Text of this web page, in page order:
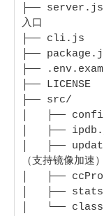
├──
入口
├── cli.js
├──
├──
├──
├── src/
│   ├──
│   ├──
│   ├──
（支持镜像加速）
│   ├──
│   ├──
│   └──